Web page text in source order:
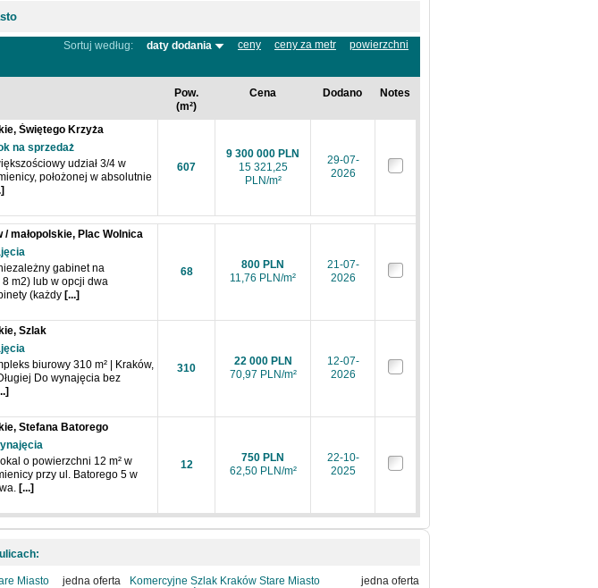
Sortuj według: daty dodania ceny ceny za metr
powierzchni
Pow.
(m²)
Cena Dodano Notes
Świętego Krzyża
na sprzedaż
udział 3/4 w
położonej w absolutnie
607
9 300 000 PLN
15 321,25
PLN/m²
29-07-
2026
małopolskie, Plac Wolnica
gabinet na
m2) lub w opcji dwa
(każdy [...]
68
800 PLN
11,76 PLN/m²
21-07-
2026
Szlak
biurowy 310 m² | Kraków,
Do wynajęcia bez
310
22 000 PLN
70,97 PLN/m²
12-07-
2026
Stefana Batorego
o powierzchni 12 m² w
przy ul. Batorego 5 w
[...]
12
750 PLN
62,50 PLN/m²
22-10-
2025
jedna oferta
Miasto jedna oferta
Komercyjne Szlak Kraków Stare Miasto